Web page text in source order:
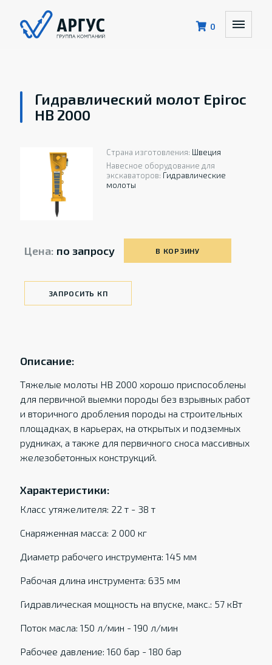
0
Гидравлический молот Epiroc
HB 2000
Страна изготовления: Швеция
Навесное оборудование для
экскаваторов: Гидравлические
молоты
Цена: по запросу В КОРЗИНУ
ЗАПРОСИТЬ КП
Описание:
Тяжелые молоты HB 2000 хорошо приспособлены
для первичной выемки породы без взрывных работ
и вторичного дробления породы на строительных
площадках, в карьерах, на открытых и подземных
рудниках, а также для первичного сноса массивных
железобетонных конструкций.
Характеристики:
Класс утяжелителя: 22 т - 38 т
Снаряженная масса: 2 000 кг
Диаметр рабочего инструмента: 145 мм
Рабочая длина инструмента: 635 мм
Гидравлическая мощность на впуске, макс.: 57 кВт
Поток масла: 150 л/мин - 190 л/мин
Рабочее давление: 160 бар - 180 бар